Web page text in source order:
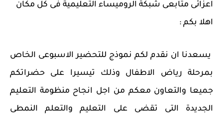
اعزائى متابعى شبكة الروميساء التعليمية فى كل مكان
اهلا بكم :
يسعدنا ان نقدم لكم نموذج للتحضير الاسبوعى الخاص
بمرحلة رياض الاطفال وذلك تيسيرا على حضراتكم
جميعا والتعاون معكم من اجل انجاح منظومة التعليم
الجديدة التى تقضى على التعليم والتعلم النمطى